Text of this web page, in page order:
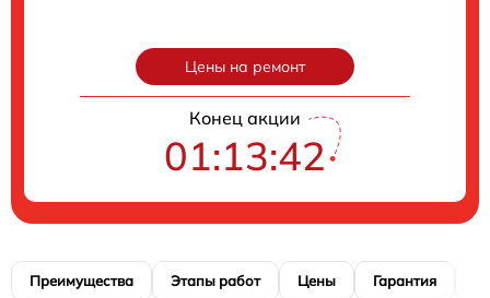
Цены на ремонт
Конец акции
01:13:41
Преимущества Этапы работ Цены Гарантия